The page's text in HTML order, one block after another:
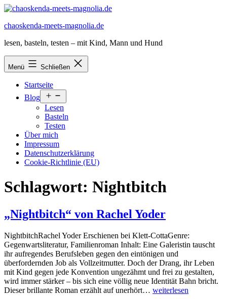
Zum
springen
chaoskenda-meets-magnolia.de
lesen, basteln, testen – mit Kind, Mann und Hund
Menü Schließen
Startseite
Blog
öffnen
Lesen
Basteln
Testen
Über mich
Impressum
Datenschutzerklärung
Cookie-Richtlinie (EU)
Schlagwort: Nightbitch
„Nightbitch“ von Rachel Yoder
NightbitchRachel Yoder Erschienen bei Klett-CottaGenre:
Gegenwartsliteratur, Familienroman Inhalt: Eine Galeristin tauscht
ihr aufregendes Berufsleben gegen den eintönigen und
überfordernden Job als Vollzeitmutter. Doch der Drang, ihr Leben
mit Kind gegen jede Konvention ungezähmt und frei zu gestalten,
wird immer stärker – bis sich eine völlig neue Identität Bahn bricht.
Dieser brillante Roman erzählt auf unerhört… „Nightbitch“
weiterlesen